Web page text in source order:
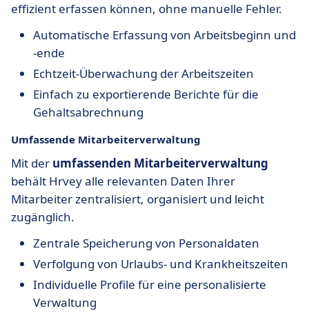
effizient erfassen können, ohne manuelle Fehler.
Automatische Erfassung von Arbeitsbeginn und
-ende
Echtzeit-Überwachung der Arbeitszeiten
Einfach zu exportierende Berichte für die
Gehaltsabrechnung
Umfassende Mitarbeiterverwaltung
Mit der umfassenden Mitarbeiterverwaltung
behält Hrvey alle relevanten Daten Ihrer
Mitarbeiter zentralisiert, organisiert und leicht
zugänglich.
Zentrale Speicherung von Personaldaten
Verfolgung von Urlaubs- und Krankheitszeiten
Individuelle Profile für eine personalisierte
Verwaltung